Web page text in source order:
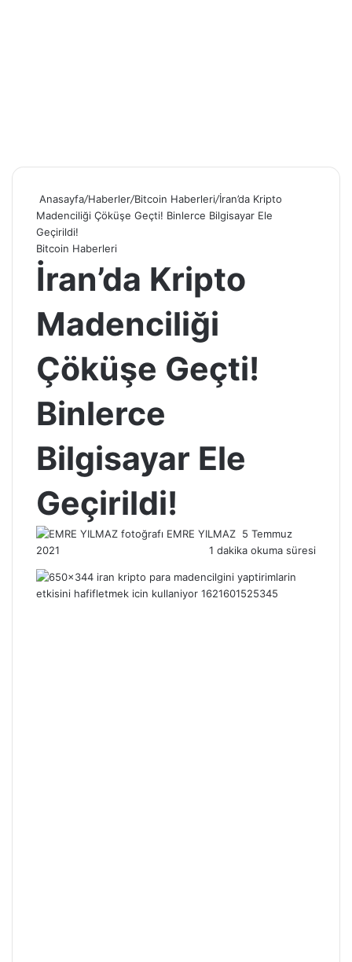
Anasayfa/Haberler/Bitcoin Haberleri/İran’da Kripto
Madenciliği Çöküşe Geçti! Binlerce Bilgisayar Ele
Geçirildi!
Bitcoin Haberleri
İran’da Kripto
Madenciliği
Çöküşe Geçti!
Binlerce
Bilgisayar Ele
Geçirildi!
EMRE YILMAZ Bir
e-
göndermek
5 Temmuz
2021
1 dakika okuma süresi